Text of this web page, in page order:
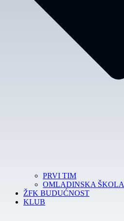
PRVI TIM
OMLADINSKA ŠKOLA
ŽFK BUDUĆNOST
KLUB